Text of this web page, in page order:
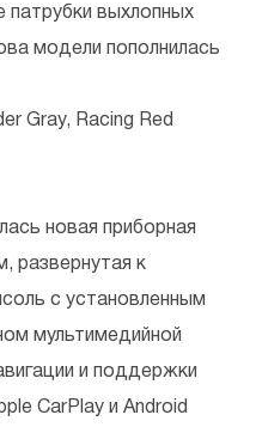
выхлопных
модели пополнилась
Gray, Racing Red
новая приборная
развернутая к
с установленным
мультимедийной
и поддержки
CarPlay и Android